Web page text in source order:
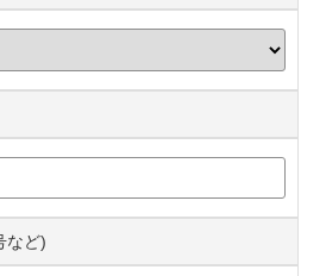
など)